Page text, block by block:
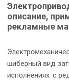
описание,
рекламные
шиберный вид
исполнениях: с